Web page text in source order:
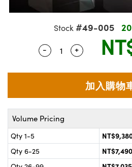
| 超快光學
Sputtering) Coated Optics |
Lenses | 變焦鏡頭模組
鏡
and Couplers | 中繼鏡或耦合鏡
Microscopes | 袖珍顯微鏡
and Optomechanics | 相
Interface Cameras | 高速接口相
| 模擬相機
Development Systems
Labs™
Stock #49-005
Quantity Selector
- Use the plus
+
Volume Pricing
Qty 1-5
Qty 6-25
NT$7,490